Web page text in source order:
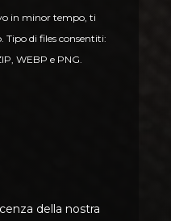
in minor tempo, ti
Tipo di files consentiti:
WEBP e PNG.
della nostra